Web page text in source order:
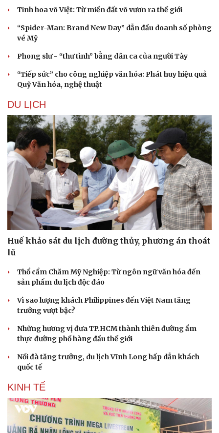
Văn hóa
Sân khấu - Điện ảnh
Văn học
Âm nhạc
Di sản
Giải trí
Nghệ sĩ
Thời trang
Sao Việt
Tinh hoa võ Việt: Từ miền đất võ vươn ra thế giới
“Spider-Man: Brand New Day” dẫn đầu doanh số phòng
vé Mỹ
Phong slư - “thư tình” bằng dân ca của người Tày
“Tiếp sức” cho công nghiệp văn hóa: Phát huy hiệu quả
Quỹ Văn hóa, nghệ thuật
DU LỊCH
Huế khảo sát du lịch đường thủy, phương án thoát
lũ
Thổ cẩm Chăm Mỹ Nghiệp: Từ ngôn ngữ văn hóa đến
sản phẩm du lịch độc đáo
Vì sao lượng khách Philippines đến Việt Nam tăng
trưởng vượt bậc?
Những hương vị đưa TP.HCM thành thiên đường ẩm
thực đường phố hàng đầu thế giới
Nối đà tăng trưởng, du lịch Vĩnh Long hấp dẫn khách
quốc tế
KINH TẾ